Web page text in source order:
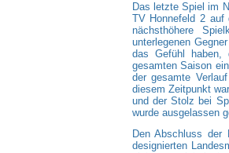
Das letzte Spiel im
TV Honnefeld 2 auf
nächsthöhere
unterlegenen
das Gefühl haben,
gesamten Saison
der gesamte
diesem Zeitpunkt
und der Stolz bei
wurde ausgelassen
Den Abschluss der
designierten